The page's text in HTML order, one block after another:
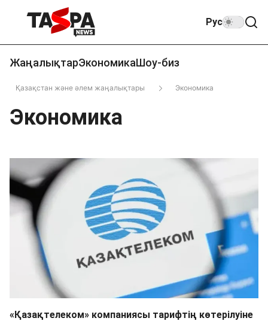
Рус
ЖаңалықтарЭкономикаШоу-биз
Қазақстан және әлем жаңалықтары Экономика
Экономика
«Қазақтелеком» компаниясы тарифтің көтерілуіне